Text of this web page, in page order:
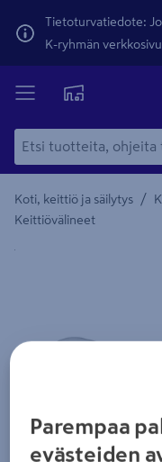
Tietoturvatiedote:
K-ryhmän
Koti, keittiö ja säilytys /
Keittiövälineet
Yksityiskohtainen
Parempaa
evästeiden